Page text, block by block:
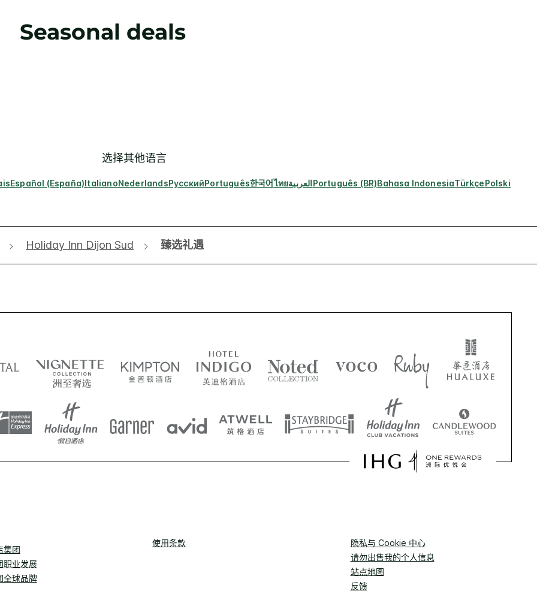
Seasonal deals
选择其他语言
Español (España)ItalianoNederlandsРусскийPortuguês한국어ไทยالعربيةPortuguês (BR)Bahasa IndonesiaTürkçePolski
Holiday Inn Dijon Sud 臻选礼遇
集团
职业发展
全球品牌
使用条款
隐私与 Cookie 中心
请勿出售我的个人信息
站点地图
反馈